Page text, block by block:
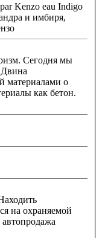
Kenzo eau Indigo
и имбиря,
100мл Кензо